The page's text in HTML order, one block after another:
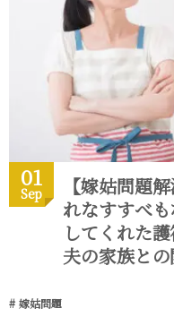
01
Sep
【嫁姑問題
れなすすべ
してくれた
夫の家族との
嫁姑問題